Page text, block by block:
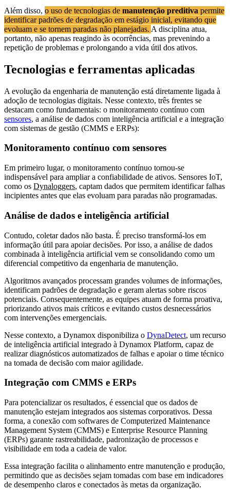
Além disso, o uso de tecnologias de manutenção preditiva permite
identificar padrões de degradação em estágio inicial, evitando que
evoluam e se tornem paradas não planejadas. A disciplina atua,
portanto, não apenas reagindo às ocorrências, mas prevenindo a
repetição de problemas e prolongando a vida útil dos ativos.
Tecnologias e ferramentas aplicadas
A evolução da engenharia de manutenção está diretamente ligada à
adoção de tecnologias digitais. Nesse contexto, três frentes se
destacam como fundamentais: o monitoramento contínuo com
sensores, a análise de dados com inteligência artificial e a integração
com sistemas de gestão (CMMS e ERPs):
Monitoramento contínuo com sensores
Em primeiro lugar, o monitoramento contínuo tornou-se
indispensável para ampliar a confiabilidade de ativos. Sensores IoT,
como os Dynaloggers, captam dados que permitem identificar falhas
incipientes antes que elas evoluam para paradas não programadas.
Análise de dados e inteligência artificial
Contudo, coletar dados não basta. É preciso transformá-los em
informação útil para apoiar decisões. Por isso, a análise de dados
combinada à inteligência artificial vem se consolidando como um
diferencial competitivo da engenharia de manutenção.
Algoritmos avançados processam grandes volumes de informações,
identificam padrões de degradação e geram alertas sobre riscos
potenciais. Consequentemente, as equipes atuam de forma proativa,
priorizando ativos mais críticos e evitando custos desnecessários
com intervenções emergenciais.
Nesse contexto, a Dynamox disponibiliza o DynaDetect, um recurso
de inteligência artificial integrado à Dynamox Platform, capaz de
realizar diagnósticos automatizados de falhas e apoiar o time técnico
na tomada de decisão com maior agilidade.
Integração com CMMS e ERPs
Para potencializar os resultados, é essencial que os dados de
manutenção estejam integrados aos sistemas corporativos. Dessa
forma, a conexão com softwares de Computerized Maintenance
Management System (CMMS) e Enterprise Resource Planning
(ERPs) garante rastreabilidade, padronização de processos e
visibilidade em toda a cadeia de valor.
Essa integração facilita o alinhamento entre manutenção e produção,
permitindo que as decisões sejam tomadas com base em indicadores
de desempenho claros e conectados às metas da organização.